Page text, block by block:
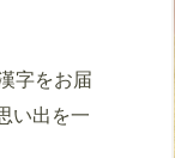
字をお届
い出を一